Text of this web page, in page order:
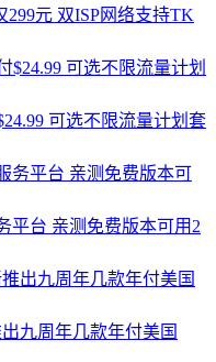
299元 双ISP网络支持TK
可选不限流量计划套
平台 亲测免费版本可用2
九周年几款年付美国